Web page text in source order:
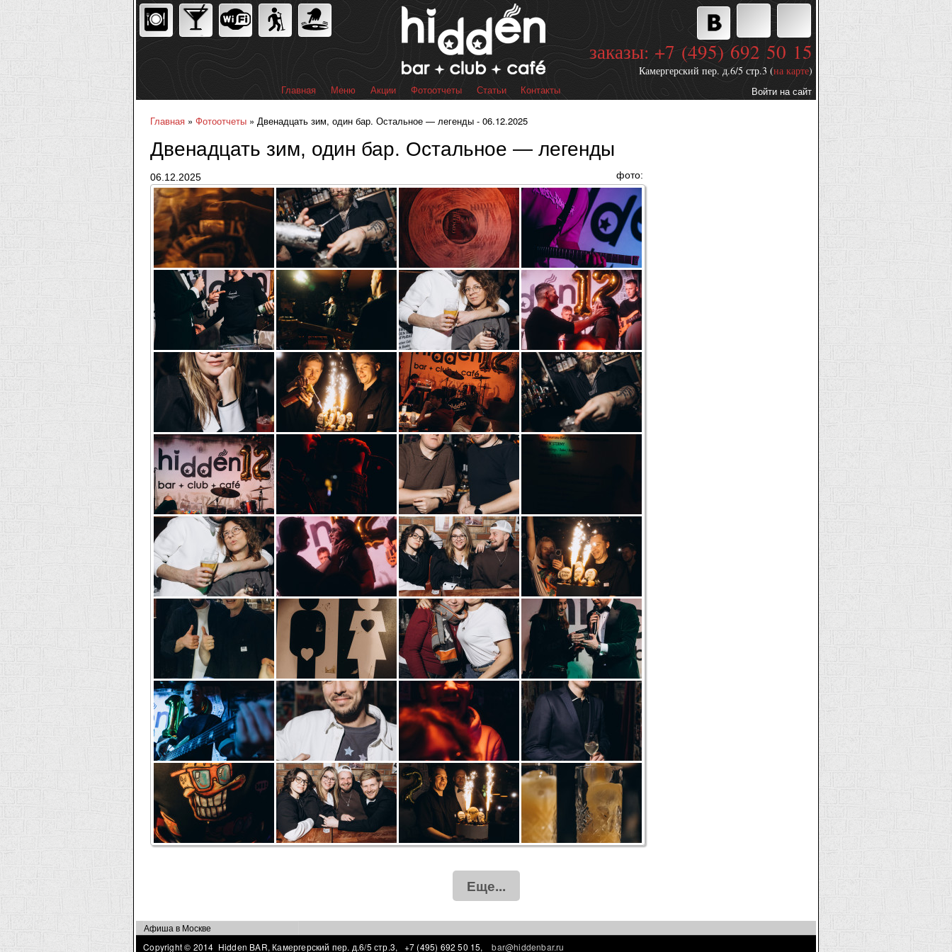
Перейти к
основному
содержанию
Главное меню
Главная Меню Акции Фотоотчеты Статьи Контакты
заказы: +7 (495) 692 50 15
Камергерский пер. д.6/5 стр.3 (на карте)
Дополнительные
Войти на сайт
Главная » Фотоотчеты » Двенадцать зим, один бар. Остальное — легенды - 06.12.2025
Двенадцать зим, один бар. Остальное — легенды
06.12.2025 фото:
Еще...
Афиша в Москве
Copyright © 2014 Hidden BAR, Камергерский пер. д.6/5 стр.3,
+7 (495) 692 50 15, bar@hiddenbar.ru